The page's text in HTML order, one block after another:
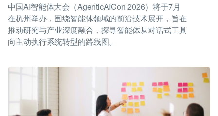
中国AI智能体大会（AgenticAICon 2026）将于7月
在杭州举办，围绕智能体领域的前沿技术展开，旨在
推动研究与产业深度融合，探寻智能体从对话式工具
向主动执行系统转型的路线图。